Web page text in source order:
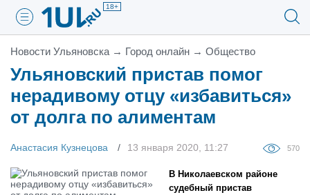
18+
Новости Ульяновска → Город онлайн → Общество
Ульяновский пристав помог
нерадивому отцу «избавиться»
от долга по алиментам
Анастасия Кузнецова 13 января 2020, 11:27 570
В Николаевском районе
судебный пристав